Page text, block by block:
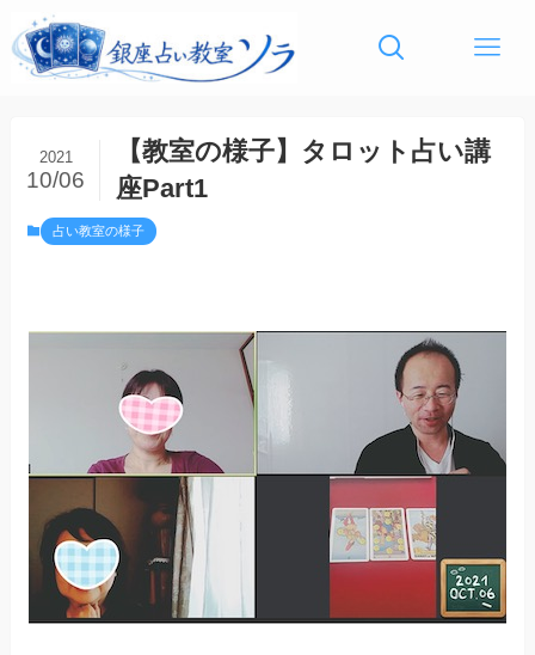
【教室の様子】タロット占い講
座Part1
2021
10/06
占い教室の様子